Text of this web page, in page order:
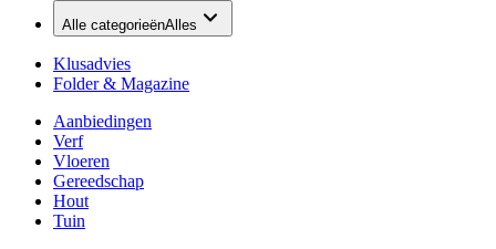
Alle categorieënAlles
Klusadvies
Folder & Magazine
Aanbiedingen
Verf
Vloeren
Gereedschap
Hout
Tuin